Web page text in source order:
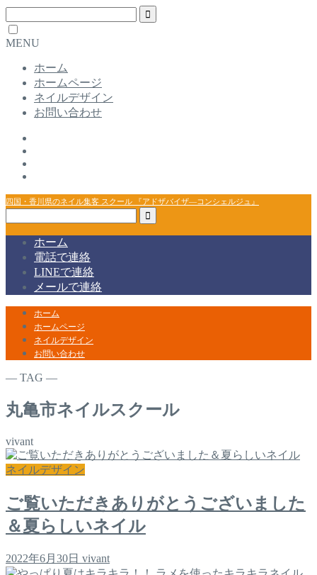
MENU
ホーム
ホームページ
ネイルデザイン
お問い合わせ
四国・香川県のネイル集客 スクール 『アドザバイザ―コンシェルジュ』
ホーム
電話で連絡
LINEで連絡
メールで連絡
ホーム
ホームページ
ネイルデザイン
お問い合わせ
― TAG ―
丸亀市ネイルスクール
vivant
ネイルデザイン
ご覧いただきありがとうございました
＆夏らしいネイル
2022年6月30日 vivant